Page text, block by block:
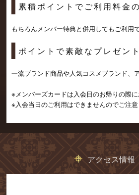
累積ポイントでご利用料金
もちろんメンバー特典と併用してもご利用で
ポイントで素敵なプレゼン
一流ブランド商品や人気コスメブランド、
※メンバーズカードは入会日のお帰りの際に
※入会当日のご利用はできませんのでご注意
アクセス情報